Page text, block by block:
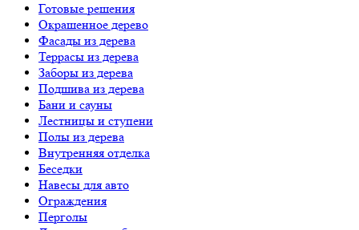
Готовые решения
Окрашенное дерево
Фасады из дерева
Террасы из дерева
Заборы из дерева
Подшива из дерева
Бани и сауны
Лестницы и ступени
Полы из дерева
Внутренняя отделка
Беседки
Навесы для авто
Ограждения
Перголы